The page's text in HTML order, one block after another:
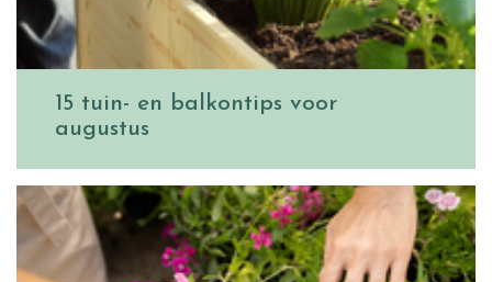
15 tuin- en balkontips voor
augustus